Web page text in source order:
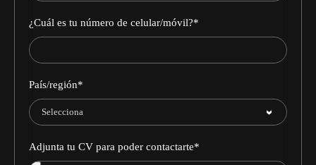
¿Cuál es tu número de celular/móvil?*
País/región*
Adjunta tu CV para poder contactarte*